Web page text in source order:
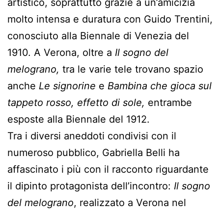
artistico, soprattutto grazie a un’amicizia
molto intensa e duratura con Guido Trentini,
conosciuto alla Biennale di Venezia del
1910. A Verona, oltre a Il sogno del
melograno, tra le varie tele trovano spazio
anche Le signorine e Bambina che gioca sul
tappeto rosso, effetto di sole, entrambe
esposte alla Biennale del 1912.
Tra i diversi aneddoti condivisi con il
numeroso pubblico, Gabriella Belli ha
affascinato i più con il racconto riguardante
il dipinto protagonista dell’incontro: Il sogno
del melograno, realizzato a Verona nel